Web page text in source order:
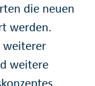
die neuen
werden.
weiterer
weitere